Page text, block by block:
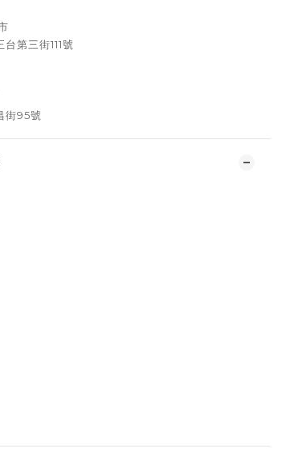
第三街111號
街95號